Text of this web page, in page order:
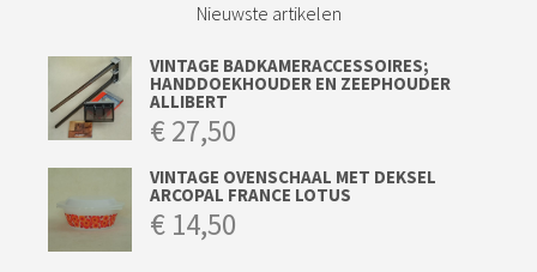
Nieuwste artikelen
VINTAGE BADKAMERACCESSOIRES;
HANDDOEKHOUDER EN ZEEPHOUDER
ALLIBERT
€27,50
VINTAGE OVENSCHAAL MET DEKSEL
ARCOPAL FRANCE LOTUS
€ 14,50